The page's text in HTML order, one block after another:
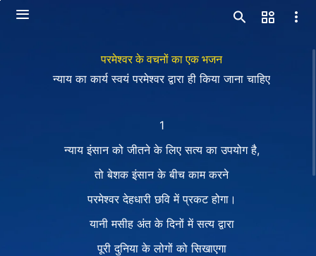
परमेश्वर के वचनों का एक भजन
न्याय का कार्य स्वयं परमेश्वर द्वारा ही किया जाना चाहिए
1
न्याय इंसान को जीतने के लिए सत्य का उपयोग है,
तो बेशक इंसान के बीच काम करने
परमेश्वर देहधारी छवि में प्रकट होगा।
यानी मसीह अंत के दिनों में सत्य द्वारा
पूरी दुनिया के लोगों को सिखाएगा